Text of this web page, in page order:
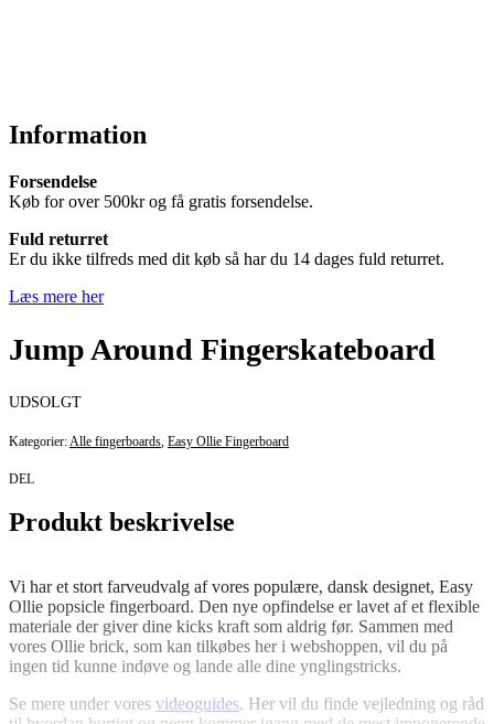
Information
Forsendelse
Køb for over 500kr og få gratis forsendelse.
Fuld returret
Er du ikke tilfreds med dit køb så har du 14 dages fuld returret.
Læs mere her
Jump Around Fingerskateboard
UDSOLGT
Kategorier:Alle fingerboards, Easy Ollie Fingerboard
DEL
Produkt beskrivelse
Vi har et stort farveudvalg af vores populære, dansk designet, Easy
Ollie popsicle fingerboard. Den nye opfindelse er lavet af et flexible
materiale der giver dine kicks kraft som aldrig før. Sammen med
vores Ollie brick, som kan tilkøbes her i webshoppen, vil du på
ingen tid kunne indøve og lande alle dine ynglingstricks.
Se mere under vores videoguides. Her vil du finde vejledning og råd